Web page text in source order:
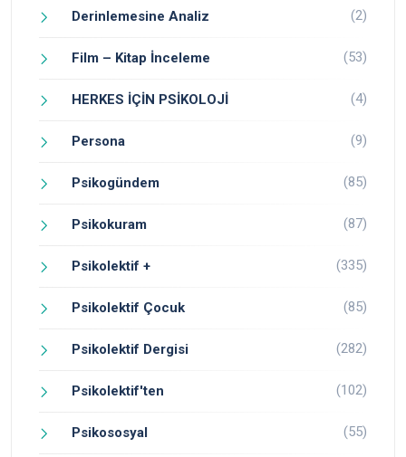
Derinlemesine Analiz (2)
Film – Kitap İnceleme (53)
HERKES İÇİN PSİKOLOJİ (4)
Persona (9)
Psikogündem (85)
Psikokuram (87)
Psikolektif + (335)
Psikolektif Çocuk (85)
Psikolektif Dergisi (282)
Psikolektif'ten (102)
Psikososyal (55)